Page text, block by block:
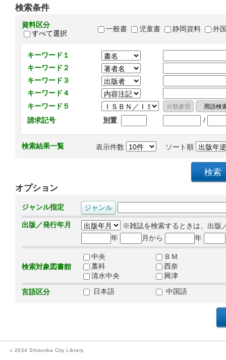
検索条件
資料区分
すべて選択
一般書 児童書 静岡資料 外
キーワード１
キーワード２
キーワード３
キーワード４
キーワード５
請求記号
別置 /
検索結果一覧 表示件数 ソート順
オプション
ジャンル指定
出版／発行年月
※雑誌を検索するときは、出版
年
月から 年
検索対象図書館
中央
ＢＭ
藁科
西奈
清水中央
興津
言語区分
日本語 中国語
c 2024 Shizuoka City Library.